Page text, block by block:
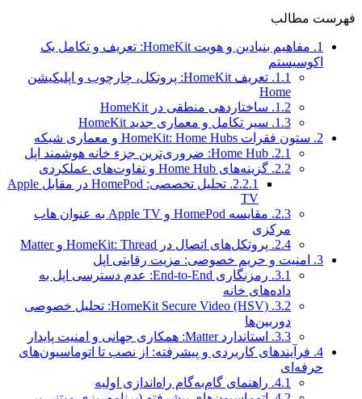
فهرست مطالب
1.
مفاهیم بنیادین و هویت HomeKit: تعریف و تکامل یک
اکوسیستم
1.1.
تعریف HomeKit: پروتکل، چارچوب و اپلیکیشن
Home
1.2. ساختاردهی منطقی در HomeKit
1.3. سیر تکامل و معماری جدید HomeKit
2. ستون فقرات HomeKit: Home Hubs و معماری شبکه
2.1.
2.2. گزینه‌های Home Hub و تفاوت‌های عملکردی
2.2.1.
تحلیل تخصصی: HomePod در مقابل Apple
TV
2.3.
مقایسه HomePod و Apple TV به عنوان هاب
مرکزی
2.4. پروتکل‌های اتصال در HomeKit: Thread و Matter
3.
امنیت و حریم خصوصی: مزیت رقابتی اپل
3.1.
رمزنگاری End-to-End: عدم دسترسی اپل به
داده‌های خانه
3.2.
HomeKit Secure Video (HSV): تحلیل خصوصی
دوربین‌ها
3.3.
استاندارد Matter: همکاری جهانی و امنیت پایدار
4. فرآیندهای کاربردی و پیشرفته: از نصب تا اتوماسیون‌های
حرفه‌ای
4.1. راهنمای گام‌به‌گام راه‌اندازی اولیه